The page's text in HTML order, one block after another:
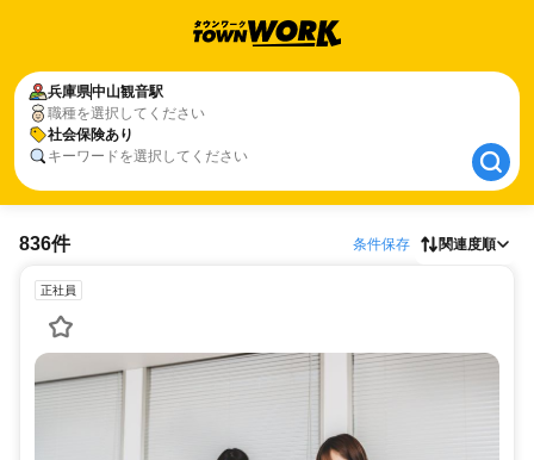
兵庫県中山観音駅
職種を選択してください
社会保険あり
キーワードを選択してください
兵庫県中山観音駅
社会保険あり
836件 条件保存 関連度順
正社員